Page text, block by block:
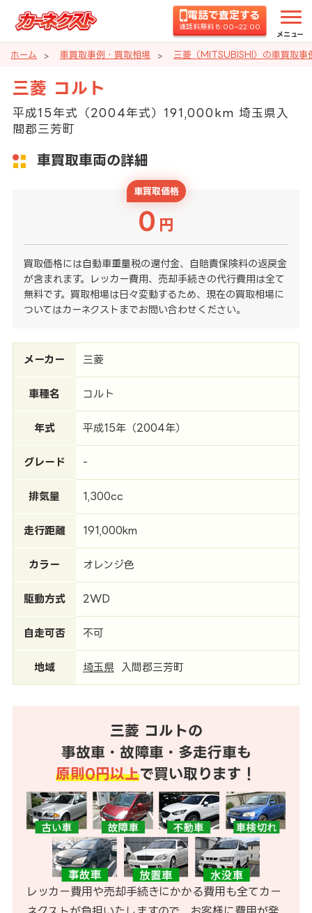
電話で査定する
通話料無料 8:00~22:00
メニュー
ホーム 車買取事例・買取相場 三菱（MITSUBISHI）の車買取事
三菱 コルト
平成15年式（2004年式）191,000km 埼玉県入
間郡三芳町
車買取車両の詳細
車買取価格
0 円
買取価格には自動車重量税の還付金、自賠責保険料の返戻金
が含まれます。レッカー費用、売却手続きの代行費用は全て
無料です。買取相場は日々変動するため、現在の買取相場に
ついてはカーネクストまでお問い合わせください。
メーカー 三菱
車種名 コルト
年式 平成15年（2004年）
グレード -
排気量 1,300cc
走行距離 191,000km
カラー オレンジ色
駆動方式 2WD
自走可否 不可
地域 埼玉県 入間郡三芳町
三菱 コルトの
事故車・故障車・多走行車も
原則0円以上で買い取ります！
レッカー費用や売却手続きにかかる費用も全てカー